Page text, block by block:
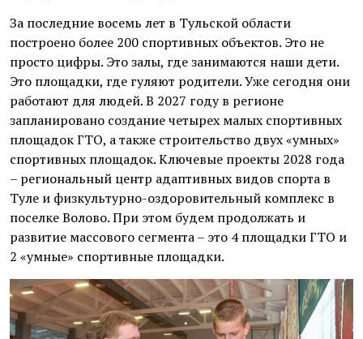
За последние восемь лет в Тульской области
построено более 200 спортивных объектов. Это не
просто цифры. Это залы, где занимаются наши дети.
Это площадки, где гуляют родители. Уже сегодня они
работают для людей. В 2027 году в регионе
запланировано создание четырех малых спортивных
площадок ГТО, а также строительство двух «умных»
спортивных площадок. Ключевые проекты 2028 года
– региональный центр адаптивных видов спорта в
Туле и физкультурно-оздоровительный комплекс в
поселке Волово. При этом будем продолжать и
развитие массового сегмента – это 4 площадки ГТО и
2 «умные» спортивные площадки.